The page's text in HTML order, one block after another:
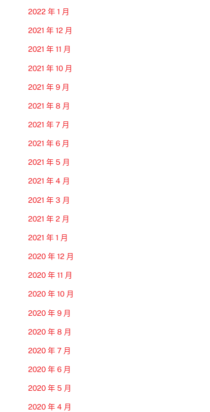
2022 年 1 月
2021 年 12 月
2021 年 11 月
2021 年 10 月
2021 年 9 月
2021 年 8 月
2021 年 7 月
2021 年 6 月
2021 年 5 月
2021 年 4 月
2021 年 3 月
2021 年 2 月
2021 年 1 月
2020 年 12 月
2020 年 11 月
2020 年 10 月
2020 年 9 月
2020 年 8 月
2020 年 7 月
2020 年 6 月
2020 年 5 月
2020 年 4 月